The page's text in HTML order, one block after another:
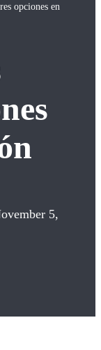
opciones en
5,